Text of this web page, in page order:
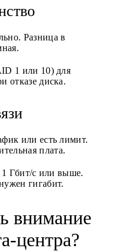
Разница в
1 или 10) для
отказе диска.
или есть лимит.
плата.
Гбит/с или выше.
гигабит.
внимание
центра?